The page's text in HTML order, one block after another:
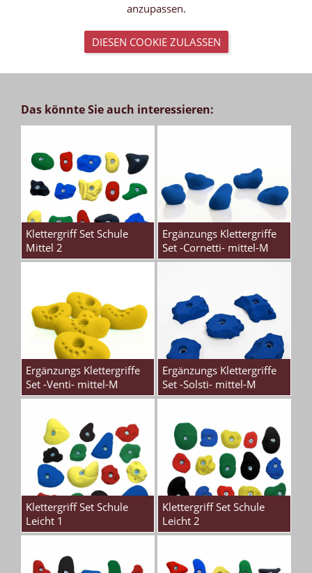
anzupassen.
DIESEN COOKIE ZULASSEN
Das könnte Sie auch interessieren:
Klettergriff Set Schule
Mittel 2
Ergänzungs Klettergriffe
Set -Cornetti- mittel-M
Ergänzungs Klettergriffe
Set -Venti- mittel-M
Ergänzungs Klettergriffe
Set -Solsti- mittel-M
Klettergriff Set Schule
Leicht 1
Klettergriff Set Schule
Leicht 2